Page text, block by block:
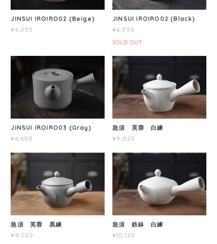
JINSUI IROIRO02 (Beige)
¥6,050
JINSUI IROIRO02 (Black)
¥6,050
SOLD OUT
JINSUI IROIRO03 (Gray)
¥6,600
急須 芙蓉 白練
¥9,020
急須 芙蓉 黒練
¥9,020
急須 鉄鉢 白練
¥10,120